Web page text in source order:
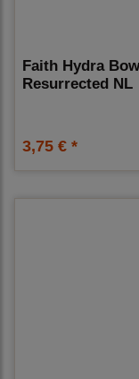
Faith Hydra
Resurrected NL
3,75 € *